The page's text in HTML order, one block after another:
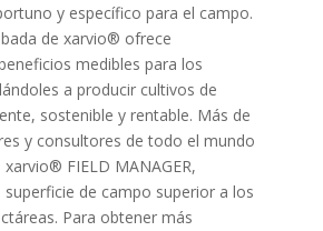
y específico para el campo.
de xarvio® ofrece
medibles para los
a producir cultivos de
sostenible y rentable. Más de
y consultores de todo el mundo
FIELD MANAGER,
de campo superior a los
Para obtener más